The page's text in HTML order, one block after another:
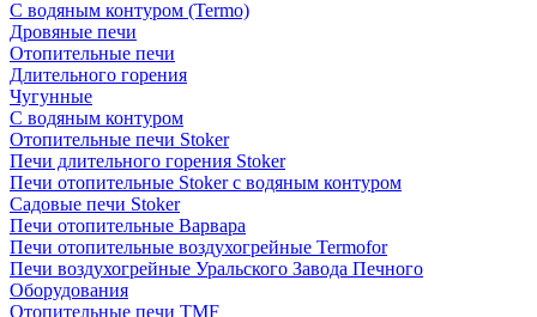
С водяным контуром (Termo)
Дровяные печи
Отопительные печи
Длительного горения
Чугунные
C водяным контуром
Отопительные печи Stoker
Печи длительного горения Stoker
Печи отопительные Stoker с водяным контуром
Садовые печи Stoker
Печи отопительные Варвара
Печи отопительные воздухогрейные Termofor
Печи воздухогрейные Уральского Завода Печного
Оборудования
Отопительные печи TMF